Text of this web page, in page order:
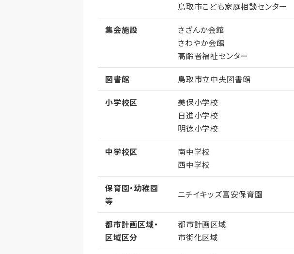
鳥取市こども家庭相談センター
集会施設
さざんか会館
さわやか会館
高齢者福祉センター
図書館
鳥取市立中央図書館
小学校区
美保小学校
日進小学校
明徳小学校
中学校区
南中学校
西中学校
保育園・幼稚園
等
ニチイキッズ富安保育園
都市計画区域・
区域区分
都市計画区域
市街化区域